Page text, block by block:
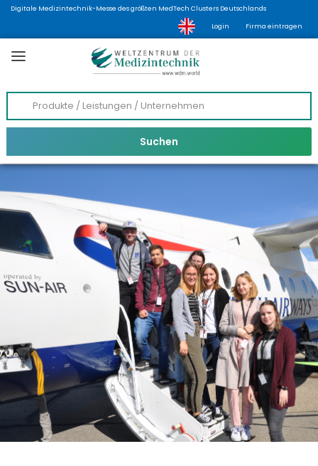
Digitale Medizintechnik-Messe des größten MedTech Clusters Deutschlands
Login Firma eintragen